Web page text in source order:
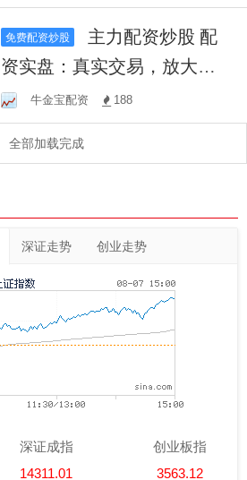
免费配资炒股
资实盘：真实交易，放大收
益！牛金宝配资 188
全部加载完成
深证走势 创业走势
深证成指
14311.01
创业板指
3563.12